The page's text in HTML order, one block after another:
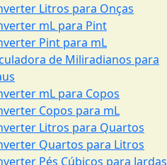
Litros para Onças
mL para Pint
Pint para mL
de Miliradianos para
mL para Copos
Copos para mL
Litros para Quartos
Quartos para Litros
Pés Cúbicos para Jardas